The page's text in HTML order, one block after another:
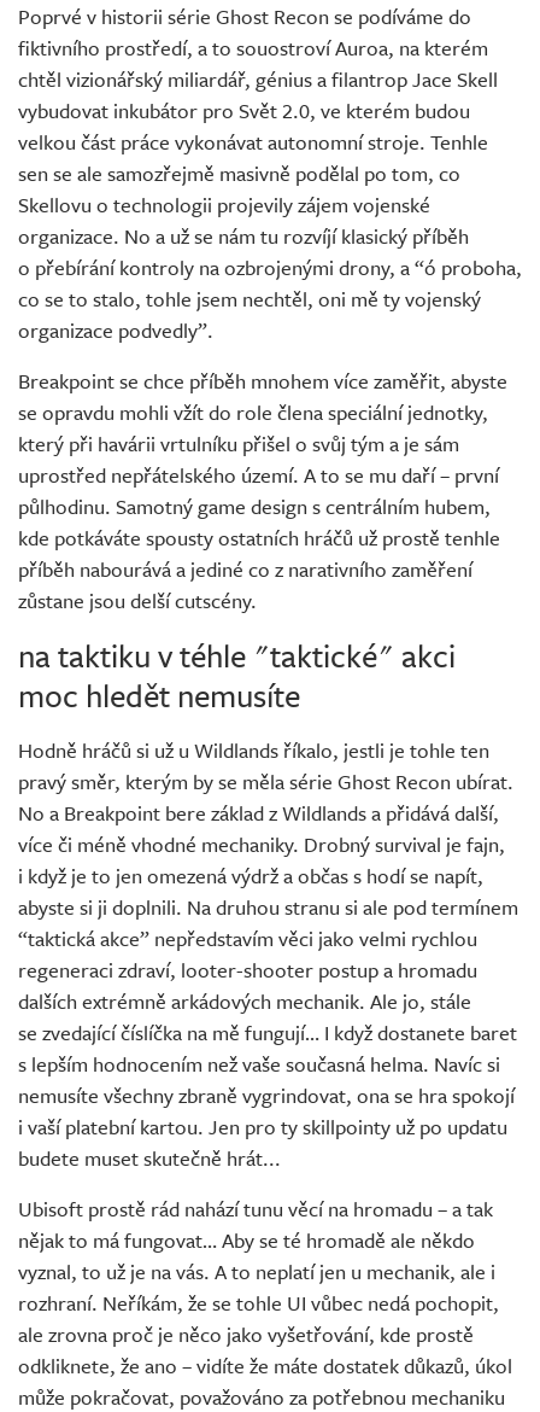
Poprvé v historii série Ghost Recon se podíváme do
fiktivního prostředí, a to souostroví Auroa, na kterém
chtěl vizionářský miliardář, génius a filantrop Jace Skell
vybudovat inkubátor pro Svět 2.0, ve kterém budou
velkou část práce vykonávat autonomní stroje. Tenhle
sen se ale samozřejmě masivně podělal po tom, co
Skellovu o technologii projevily zájem vojenské
organizace. No a už se nám tu rozvíjí klasický příběh
o přebírání kontroly na ozbrojenými drony, a “ó proboha,
co se to stalo, tohle jsem nechtěl, oni mě ty vojenský
organizace podvedly”.
Breakpoint se chce příběh mnohem více zaměřit, abyste
se opravdu mohli vžít do role člena speciální jednotky,
který při havárii vrtulníku přišel o svůj tým a je sám
uprostřed nepřátelského území. A to se mu daří – první
půlhodinu. Samotný game design s centrálním hubem,
kde potkáváte spousty ostatních hráčů už prostě tenhle
příběh nabourává a jediné co z narativního zaměření
zůstane jsou delší cutscény.
na taktiku v téhle "taktické" akci
moc hledět nemusíte
Hodně hráčů si už u Wildlands říkalo, jestli je tohle ten
pravý směr, kterým by se měla série Ghost Recon ubírat.
No a Breakpoint bere základ z Wildlands a přidává další,
více či méně vhodné mechaniky. Drobný survival je fajn,
i když je to jen omezená výdrž a občas s hodí se napít,
abyste si ji doplnili. Na druhou stranu si ale pod termínem
“taktická akce” nepředstavím věci jako velmi rychlou
regeneraci zdraví, looter-shooter postup a hromadu
dalších extrémně arkádových mechanik. Ale jo, stále
se zvedající číslíčka na mě fungují… I když dostanete baret
s lepším hodnocením než vaše současná helma. Navíc si
nemusíte všechny zbraně vygrindovat, ona se hra spokojí
i vaší platební kartou. Jen pro ty skillpointy už po updatu
budete muset skutečně hrát...
Ubisoft prostě rád nahází tunu věcí na hromadu – a tak
nějak to má fungovat… Aby se té hromadě ale někdo
vyznal, to už je na vás. A to neplatí jen u mechanik, ale i
rozhraní. Neříkám, že se tohle UI vůbec nedá pochopit,
ale zrovna proč je něco jako vyšetřování, kde prostě
odkliknete, že ano – vidíte že máte dostatek důkazů, úkol
může pokračovat, považováno za potřebnou mechaniku